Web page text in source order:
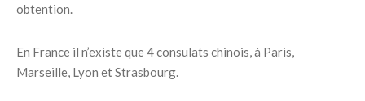
obtention.
En France il n’existe que 4 consulats chinois, à Paris,
Marseille, Lyon et Strasbourg.